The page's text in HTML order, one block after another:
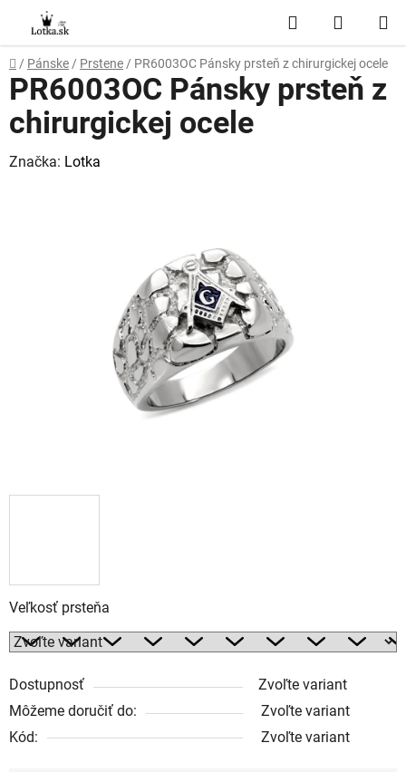
obsah
Hľadať
KOŠÍK
Domov
/ Pánske / Prstene / PR6003OC Pánsky prsteň z chirurgickej ocele
Veľkosť prsteňa
Dostupnosť
Zvoľte variant
Môžeme doručiť do:
Zvoľte variant
Kód:
Zvoľte variant
PR6003OC Pánsky prsteň z
chirurgickej ocele
Značka: Lotka